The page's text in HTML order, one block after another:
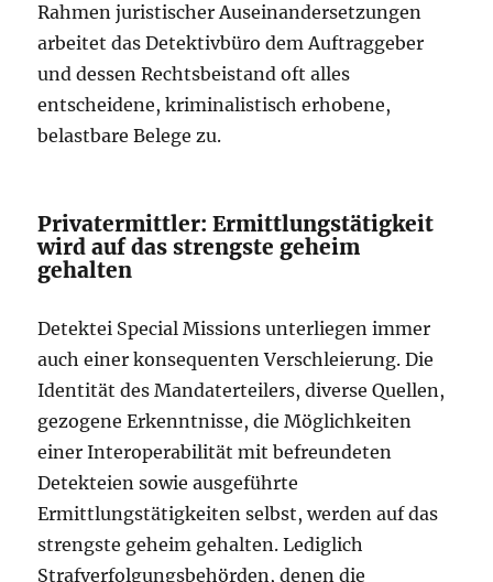
Rahmen juristischer Auseinandersetzungen
arbeitet das Detektivbüro dem Auftraggeber
und dessen Rechtsbeistand oft alles
entscheidene, kriminalistisch erhobene,
belastbare Belege zu.
Privatermittler: Ermittlungstätigkeit
wird auf das strengste geheim
gehalten
Detektei Special Missions unterliegen immer
auch einer konsequenten Verschleierung. Die
Identität des Mandaterteilers, diverse Quellen,
gezogene Erkenntnisse, die Möglichkeiten
einer Interoperabilität mit befreundeten
Detekteien sowie ausgeführte
Ermittlungstätigkeiten selbst, werden auf das
strengste geheim gehalten. Lediglich
Strafverfolgungsbehörden, denen die